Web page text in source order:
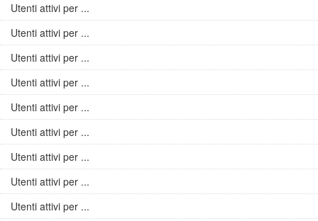
Utenti attivi per ...
Utenti attivi per ...
Utenti attivi per ...
Utenti attivi per ...
Utenti attivi per ...
Utenti attivi per ...
Utenti attivi per ...
Utenti attivi per ...
Utenti attivi per ...